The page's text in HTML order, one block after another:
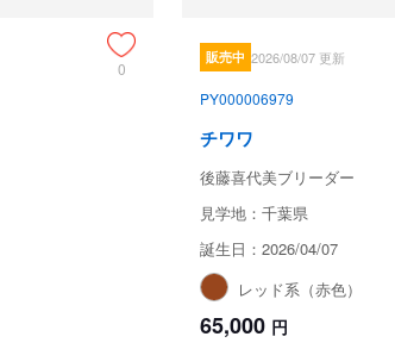
0
販売中 2026/08/07 更新
PY000006979
チワワ
後藤喜代美ブリーダー
見学地：千葉県
誕生日：2026/04/07
レッド系（赤色）
65,000 円